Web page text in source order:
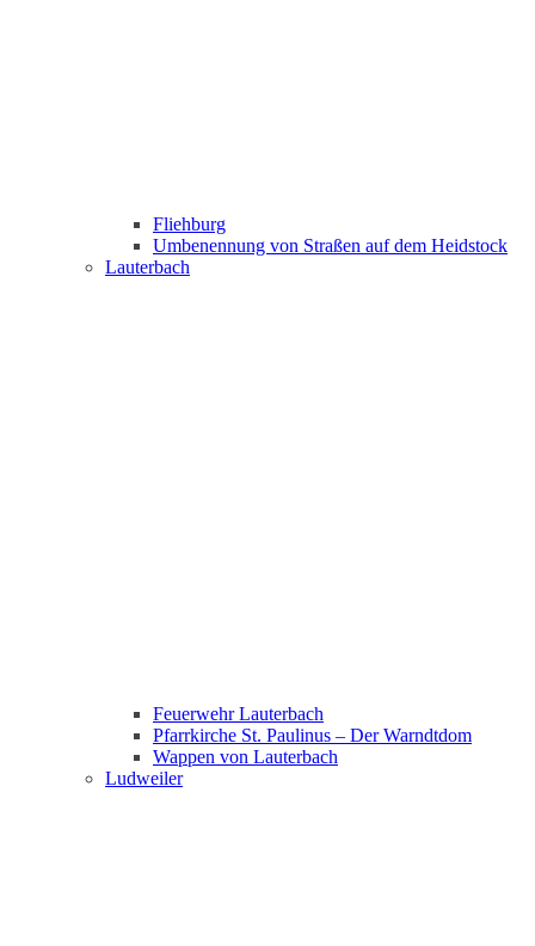
Fliehburg
Umbenennung von Straßen auf dem Heidstock
Lauterbach
Feuerwehr Lauterbach
Pfarrkirche St. Paulinus – Der Warndtdom
Wappen von Lauterbach
Ludweiler